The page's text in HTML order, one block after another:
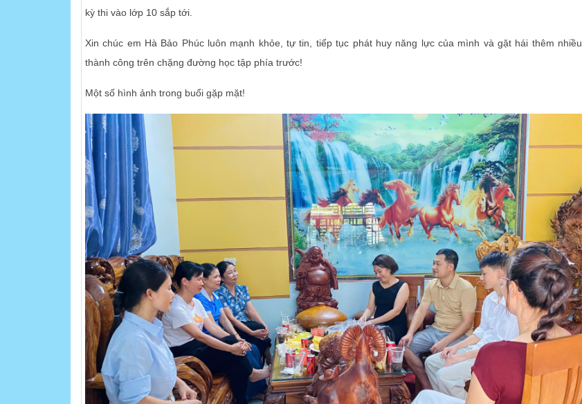
kỳ thi vào lớp 10 sắp tới.
Xin chúc em Hà Bảo Phúc luôn mạnh khỏe, tự tin, tiếp tục phát huy năng lực của mình và gặt hái thêm nhiều
thành công trên chặng đường học tập phía trước!
Một số hình ảnh trong buổi gặp mặt!